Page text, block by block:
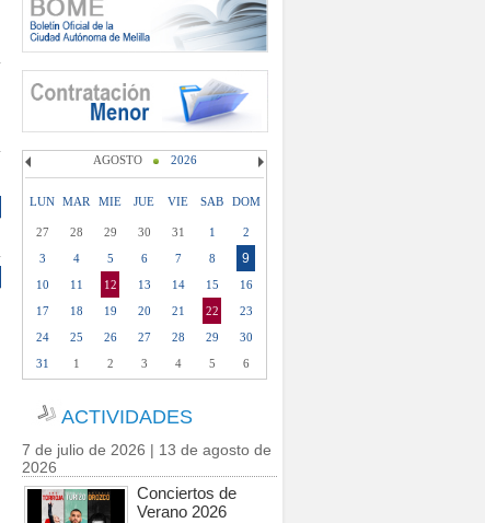
AGOSTO 2026
LUN MAR MIE JUE VIE SAB DOM
27 28 29 30 31 1
2
3
4 5 6 7 8 9
10 11 12 13 14 15
16
17
18 19 20 21 22
23
24
25 26 27 28 29
30
31
1 2 3 4 5 6
ACTIVIDADES
7 de julio de 2026 | 13 de agosto de
2026
Conciertos de
Verano 2026